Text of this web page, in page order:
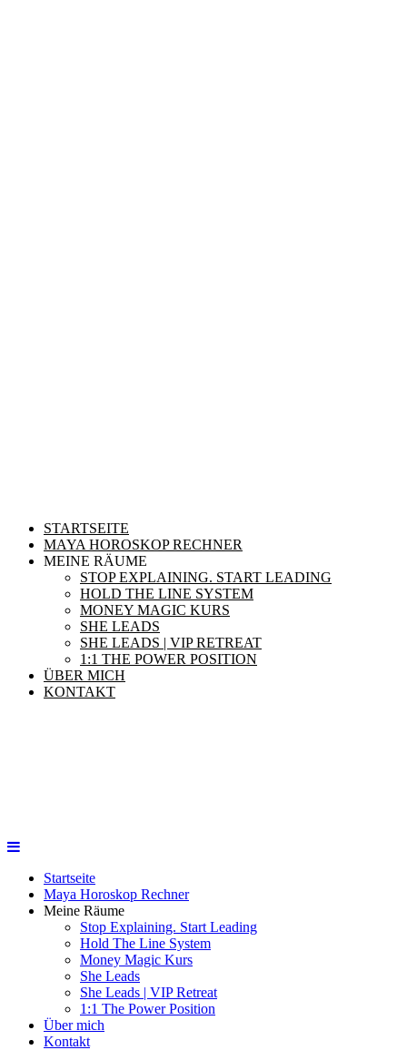
STARTSEITE
MAYA HOROSKOP RECHNER
MEINE RÄUME
STOP EXPLAINING. START LEADING
HOLD THE LINE SYSTEM
MONEY MAGIC KURS
SHE LEADS
SHE LEADS | VIP RETREAT
1:1 THE POWER POSITION
ÜBER MICH
KONTAKT
Startseite
Maya Horoskop Rechner
Meine Räume
Stop Explaining. Start Leading
Hold The Line System
Money Magic Kurs
She Leads
She Leads | VIP Retreat
1:1 The Power Position
Über mich
Kontakt